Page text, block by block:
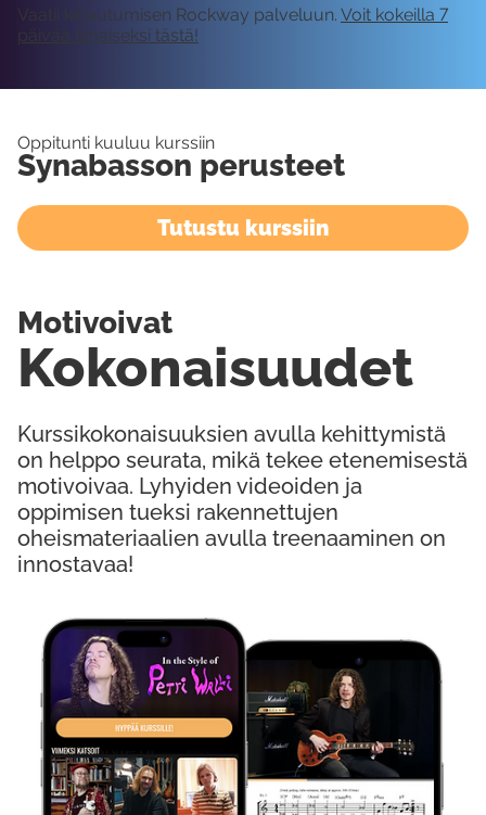
Kokeile Ilmaiseksi
Vaatii kirjautumisen Rockway palveluun. Voit kokeilla 7
päivää ilmaiseksi tästä!
Oppitunti kuuluu kurssiin
Synabasson perusteet
Tutustu kurssiin
Kurssikokonaisuuksien avulla kehittymistä
on helppo seurata, mikä tekee etenemisestä
motivoivaa. Lyhyiden videoiden ja
oppimisen tueksi rakennettujen
oheismateriaalien avulla treenaaminen on
innostavaa!
Kokonaisuudet
Motivoivat